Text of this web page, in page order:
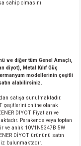
sahip olmasını
ve diğer tüm Genel Amaçlı,
diyot), Metal Kılıf Güç
modellerinin çeşitli
alabilirsiniz.
satışa sunulmaktadır.
çeşitlerini online olarak
DİYOT Fiyatları ve
Perakende veya toptan
ve anlık 10V1N5347B 5W
DİYOT ürününü satın
bulunmaktadır.